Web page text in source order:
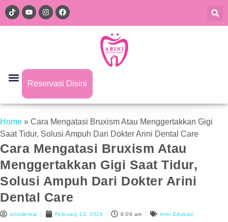
Reservasi Disini
Home » Cara Mengatasi Bruxism Atau Menggertakkan Gigi
Saat Tidur, Solusi Ampuh Dari Dokter Arini Dental Care
Cara Mengatasi Bruxism Atau
Menggertakkan Gigi Saat Tidur,
Solusi Ampuh Dari Dokter Arini
Dental Care
arinidental February 23, 2026 8:09 am Arini Edukasi